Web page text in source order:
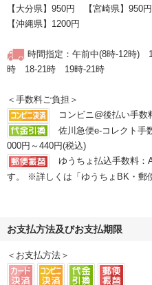
【大分県】950円 【宮崎県】950
【沖縄県】1200円
時間指定：午前中(8時-12時
時 18-21時 19時-21時
＜手数料ご負担＞
コンビニ@後払い手数
佐川急便e-コレクト手
000円～440円(税込)
ゆうちょ払込手数料：
す。 ※詳しくは「ゆうちょBK・郵
お支払方法及びお支払期限
＜お支払方法＞